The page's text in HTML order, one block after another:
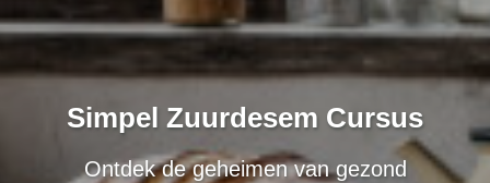
Simpel Zuurdesem Cursus
Ontdek de geheimen van gezond